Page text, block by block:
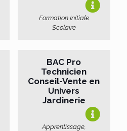
Formation Initiale
Scolaire
BAC Pro
Technicien
Conseil-Vente en
Univers
Jardinerie
Apprentissage,